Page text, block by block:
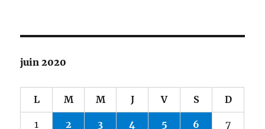
juin 2020
L M M J V S D
1 2 3 4 5 6 7